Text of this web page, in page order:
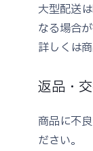
大型配送
なる場合が
詳しくは
返品・
商品に不
ださい。